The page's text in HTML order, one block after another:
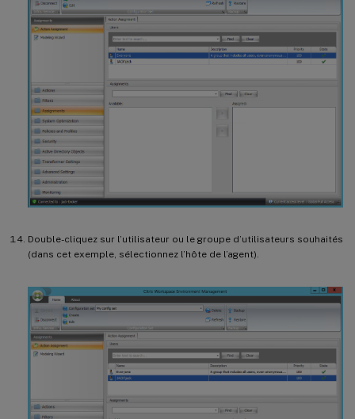
Double-cliquez sur l’utilisateur ou le groupe d’utilisateurs souhaités
(dans cet exemple, sélectionnez l’hôte de l’agent).